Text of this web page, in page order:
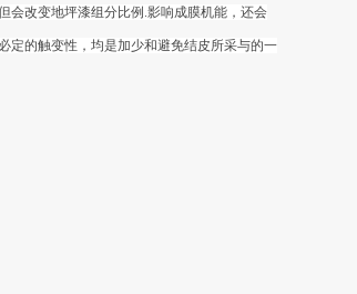
改变地坪漆组分比例.影响成膜机能，还会
定的触变性，均是加少和避免结皮所采与的一